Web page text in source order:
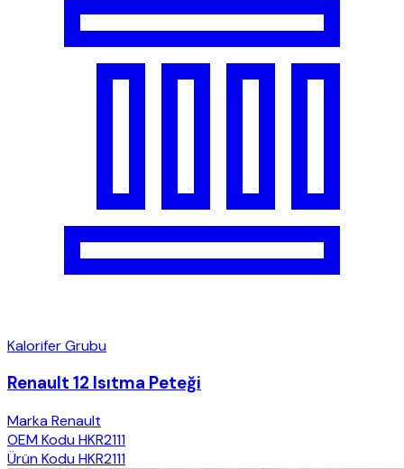
Kalorifer Grubu
Renault 12 Isıtma Peteği
MarkaRenault
OEM KoduHKR2111
Ürün KoduHKR2111